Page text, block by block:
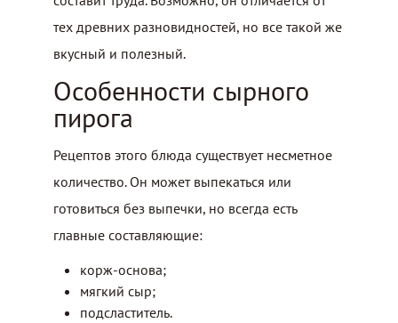
тех древних разновидностей, но все такой же
вкусный и полезный.
Особенности сырного
пирога
Рецептов этого блюда существует несметное
количество. Он может выпекаться или
готовиться без выпечки, но всегда есть
главные составляющие:
корж-основа;
мягкий сыр;
подсластитель.